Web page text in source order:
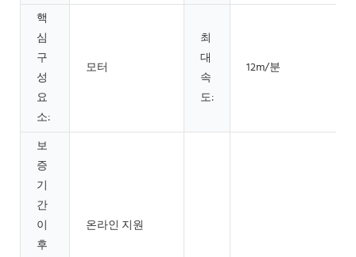
핵
심
구
성
요
소:
모터
최
대
속
도:
12m/분
보
증
기
간
이
후
온라인 지원